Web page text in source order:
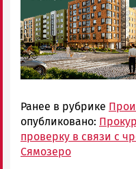
Ранее в рубрике
опубликовано:
проверку в связи с
Сямозеро